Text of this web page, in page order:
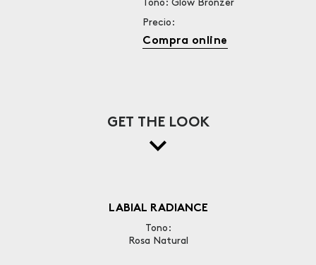
Tono: Glow Bronzer
Precio:
Compra online
GET THE LOOK
LABIAL RADIANCE
Tono:
Rosa Natural